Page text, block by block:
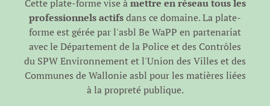
Cette plate-forme vise àmettre en réseau tous les
professionnels actifsdans ce domaine. La plate-
forme est gérée par l'asbl Be WaPP en partenariat
avec le Département de la Police et des Contrôles
du SPW Environnement et l'Union des Villes et des
Communes de Wallonie asbl pour les matières liées
à la propreté publique.